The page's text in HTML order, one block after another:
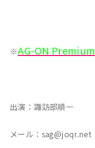
※AG-ON Premium
出演：諏訪部順一
メール：sag@joqr.net